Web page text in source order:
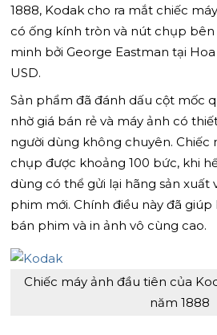
1888, Kodak cho ra mắt chiếc
có ống kính tròn và nút chụp
minh bởi George Eastman tại Hoa
USD.
Sản phẩm đã đánh dấu cột mốc
nhờ giá bán rẻ và máy ảnh có
người dùng không chuyên. Chiếc
chụp được khoảng 100 bức, khi
dùng có thể gửi lại hãng sản xuất
phim mới. Chính điều này đã
bán phim và in ảnh vô cùng cao.
Chiếc máy ảnh đầu tiên của
năm 1888